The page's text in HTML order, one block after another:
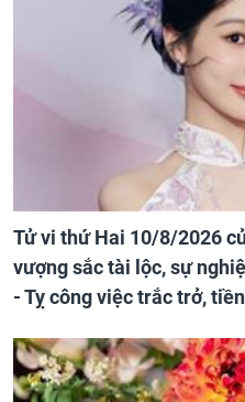
Tử vi thứ Hai 10/8/2026
vượng sắc tài lộc, sự
- Tỵ công việc trắc trở,